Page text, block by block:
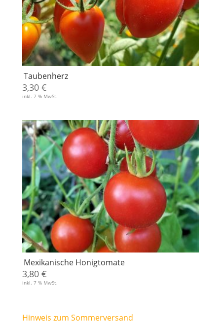
Taubenherz
3,30 €
inkl. 7 % MwSt.
Mexikanische Honigtomate
3,80 €
inkl. 7 % MwSt.
Hinweis zum Sommerversand